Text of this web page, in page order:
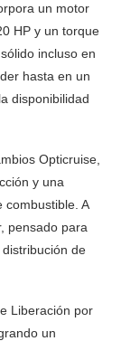
un motor
HP y un torque
incluso en
hasta en un
disponibilidad
Opticruise,
y una
combustible. A
pensado para
de
Liberación por
un